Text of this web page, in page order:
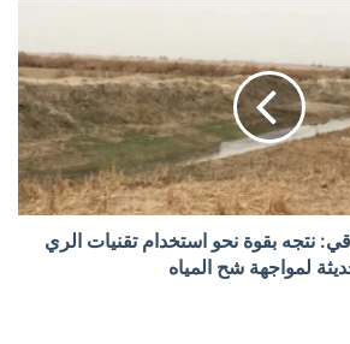
نتجه بقوة نحو استخدام تقنيات الري
لمواجهة شح المياه